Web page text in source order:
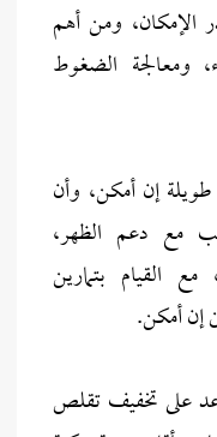
الإمكان، ومن أهم
ومعالجة الضغوط
إن أمكن، وأن
مع دعم الظهر،
القيام بتمارين
إن أمكن.
على تخفيف تقلص